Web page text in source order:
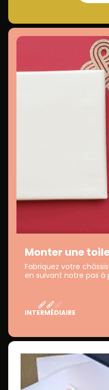
Monter une
Fabriquez votre
en suivant notre pas à
INTERMÉDIAIRE